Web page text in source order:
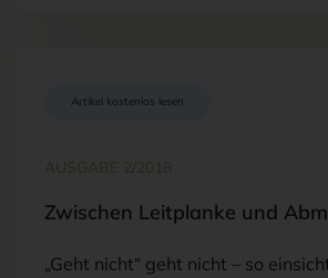
Artikel kostenlos lesen
Zwischen Leitplanke und
„Geht nicht“ geht nicht – so